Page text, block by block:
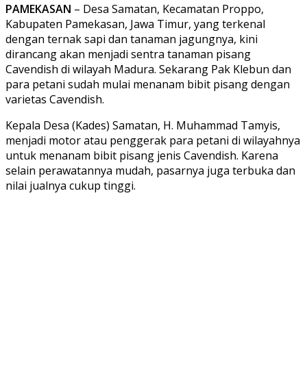
PAMEKASAN – Desa Samatan, Kecamatan Proppo,
Kabupaten Pamekasan, Jawa Timur, yang terkenal
dengan ternak sapi dan tanaman jagungnya, kini
dirancang akan menjadi sentra tanaman pisang
Cavendish di wilayah Madura. Sekarang Pak Klebun dan
para petani sudah mulai menanam bibit pisang dengan
varietas Cavendish.
Kepala Desa (Kades) Samatan, H. Muhammad Tamyis,
menjadi motor atau penggerak para petani di wilayahnya
untuk menanam bibit pisang jenis Cavendish. Karena
selain perawatannya mudah, pasarnya juga terbuka dan
nilai jualnya cukup tinggi.